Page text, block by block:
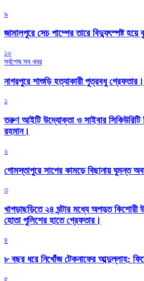
৯
জামালপুরে সেচ পাম্পের তারে বিদ্যুৎস্পষ্ট
১০
সর্বশেষ সব খবর
নাগরপুরে শাশুড়ি হত্যাকারী পুত্রবধু গ্রেফতার।
১
তরুণ আইটি উদ্যোক্তা ও সাইবার সিকিউরিটি
রহমান।
২
গোমস্তাপুরে সাপের কামড়ে বিছানায় ঘুমন্ত
৩
খাগড়াছড়িতে ২৪ ঘন্টার মধ্যে অপহৃত কিশোরী
হোতা পুলিশের হাতে গ্রেফতার।
৪
৮ বছর ধরে নিখোঁজ টেকনাফের আব্দুল্লাহ:
৫